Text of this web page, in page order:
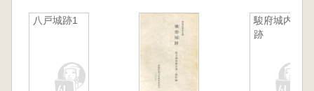
八戸城跡1
駿府城内遺
跡